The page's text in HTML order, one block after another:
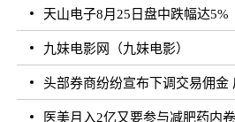
天山电子8月25日盘中跌幅达5%
九妹电影网（九妹电影）
头部券商纷纷宣布下调交易佣
医美月入2亿又要参与减肥药内